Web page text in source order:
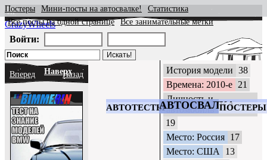
CrazyWheels
АВТОТЕСТЫАВТОСВАЛКАПОСТЕРЫ
Постеры Мини-посты на автосвалке!
Статистика
Все посты на одной странице
Все занимательные метки
Войти:
Вперед НаверхНазад История модели 38
Времена: 2010-е 21
Личность и
автомобиль
19
Место: Россия 17
Место: США
13